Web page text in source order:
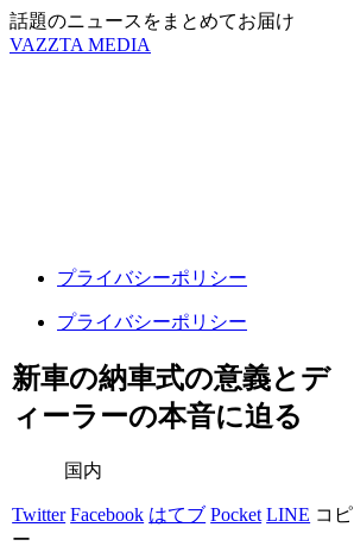
話題のニュースをまとめてお届け
VAZZTA MEDIA
プライバシーポリシー
プライバシーポリシー
新車の納車式の意義とデ
ィーラーの本音に迫る
国内
Twitter Facebook はてブ Pocket LINE コピ
ー